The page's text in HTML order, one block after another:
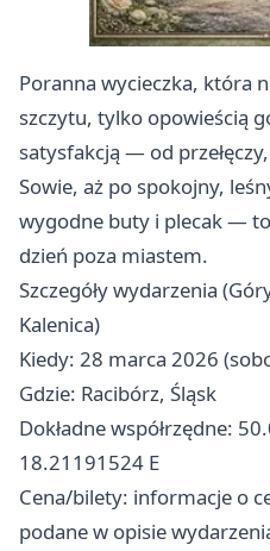
Poranna wycieczka, która
szczytu, tylko opowieścią
satysfakcją — od
Sowie, aż po spokojny,
wygodne buty i plecak —
dzień poza miastem.
Szczegóły wydarzenia
Kalenica)
Kiedy: 28 marca 2026
Gdzie: Racibórz, Śląsk
Dokładne współrzędne:
18.21191524 E
Cena/bilety: informacje o
podane w opisie